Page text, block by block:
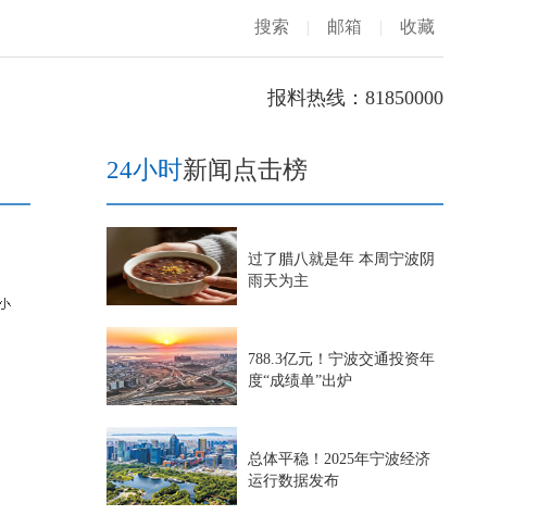
搜索 | 邮箱 | 收藏
报料热线：81850000
24小时新闻点击榜
过了腊八就是年 本周宁波阴
雨天为主
788.3亿元！宁波交通投资年
度“成绩单”出炉
总体平稳！2025年宁波经济
运行数据发布